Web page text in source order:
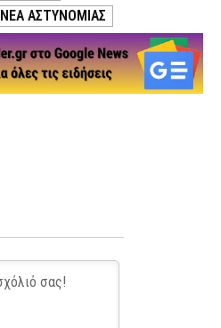
ΝΕΑ ΑΣΤΥΝΟΜΙΑΣ